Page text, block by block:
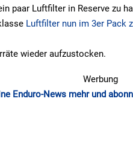
paar Luftfilter in Reserve zu
Luftfilter nun im 3er Pack
wieder aufzustocken.
Werbung
Enduro-News mehr und